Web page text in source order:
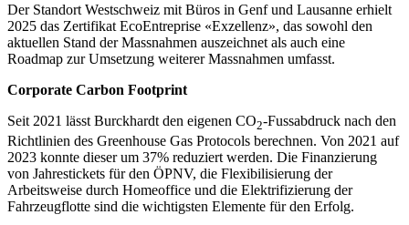
Der Standort Westschweiz mit Büros in Genf und Lausanne erhielt
2025 das Zertifikat EcoEntreprise «Exzellenz», das sowohl den
aktuellen Stand der Massnahmen auszeichnet als auch eine
Roadmap zur Umsetzung weiterer Massnahmen umfasst.
Corporate Carbon Footprint
Seit 2021 lässt Burckhardt den eigenen CO2-Fussabdruck nach den
Richtlinien des Greenhouse Gas Protocols berechnen. Von 2021 auf
2023 konnte dieser um 37% reduziert werden. Die Finanzierung
von Jahrestickets für den ÖPNV, die Flexibilisierung der
Arbeitsweise durch Homeoffice und die Elektrifizierung der
Fahrzeugflotte sind die wichtigsten Elemente für den Erfolg.